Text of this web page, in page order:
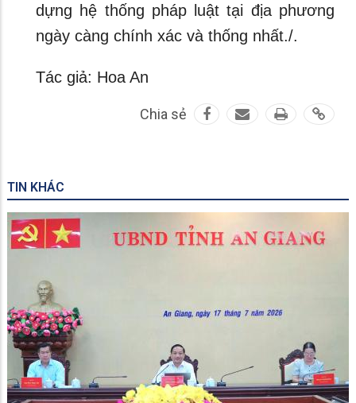
dựng hệ thống pháp luật tại địa phương
ngày càng chính xác và thống nhất./.
Tác giả: Hoa An
Chia sẻ
TIN KHÁC